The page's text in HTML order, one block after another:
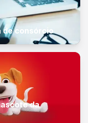
de consórcio
da